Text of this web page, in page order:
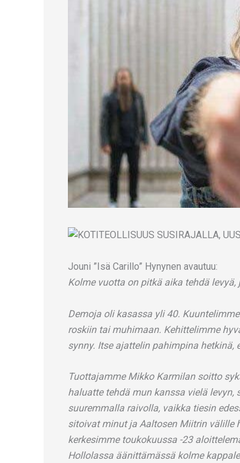
Jouni ”Isä Carillo” Hynynen avautuu:
Kolme vuotta on pitkä aika tehdä
Demoja oli kasassa yli 40.
roskiin tai muhimaan. Kehittelimme
synny. Itse ajattelin pahimpina
Tuottajamme Mikko Karmilan soitto
haluatte tehdä mun kanssa vielä
suuremmalla raivolla, vaikka tiesin
sitoivat minut ja Aaltosen Miitrin välille
kerkesimme toukokuussa -23
Hollolassa äänittämässä kolme